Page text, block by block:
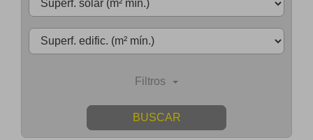
Filtros
BUSCAR